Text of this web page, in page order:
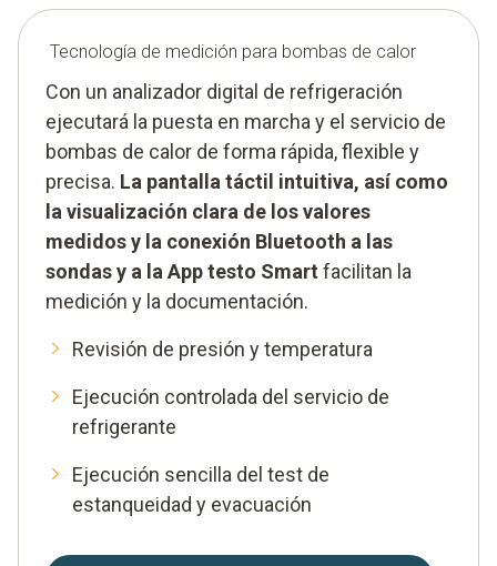
Tecnología de medición para bombas de calor
Con un analizador digital de refrigeración
ejecutará la puesta en marcha y el servicio de
bombas de calor de forma rápida, flexible y
precisa. La pantalla táctil intuitiva, así como
la visualización clara de los valores
medidos y la conexión Bluetooth a las
sondas y a la App testo Smart facilitan la
medición y la documentación.
Revisión de presión y temperatura
Ejecución controlada del servicio de
refrigerante
Ejecución sencilla del test de
estanqueidad y evacuación